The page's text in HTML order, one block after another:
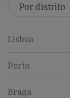
Lisboa
Porto
Braga